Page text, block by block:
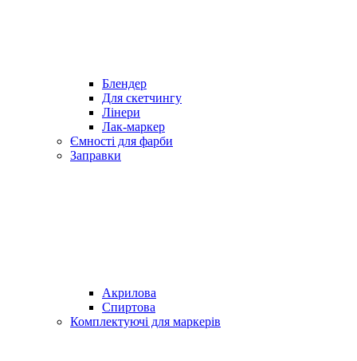
Блендер
Для скетчингу
Лінери
Лак-маркер
Ємності для фарби
Заправки
Акрилова
Спиртова
Комплектуючі для маркерів